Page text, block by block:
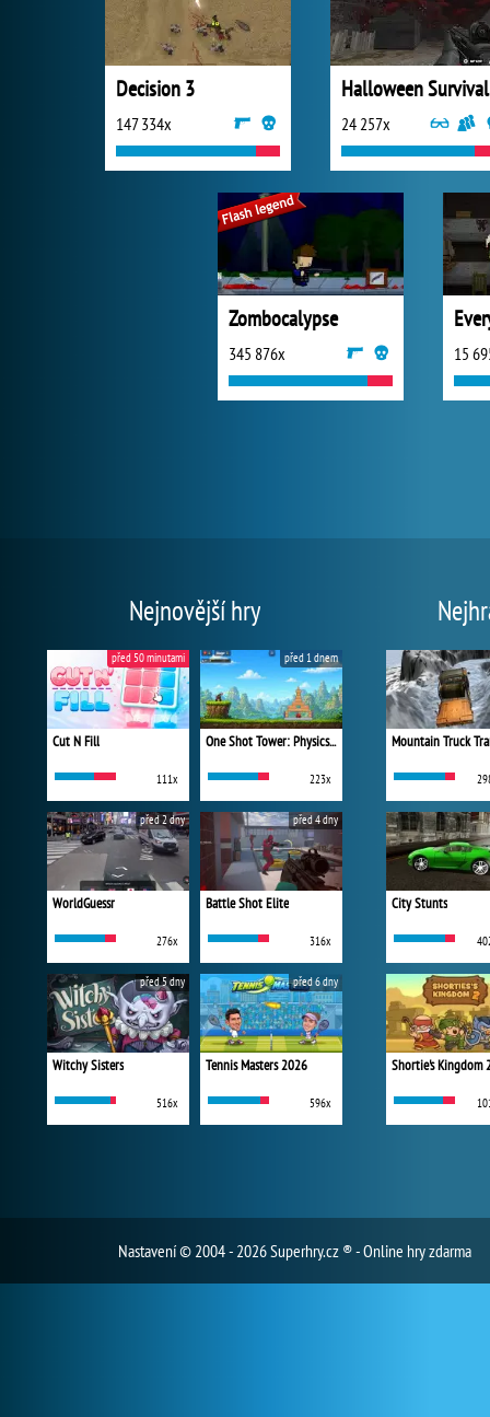
Decision 3
147 334x
Halloween Survival
24 257x
Zombocalypse
345 876x 15
Nejnovější hry
Cut N Fill
111x
před 50 minutami
One Shot Tower: Physics Destroyer
223x
před 1 dnem
WorldGuessr
276x
před 2 dny
Battle Shot Elite
316x
před 4 dny
Witchy Sisters
516x
před 5 dny
Tennis Masters 2026
596x
před 6 dny
Mountain Truck
City Stunts
Shortie's Kingdom
Nastavení© 2004 - 2026 Superhry.cz ® - Online hry zdarma